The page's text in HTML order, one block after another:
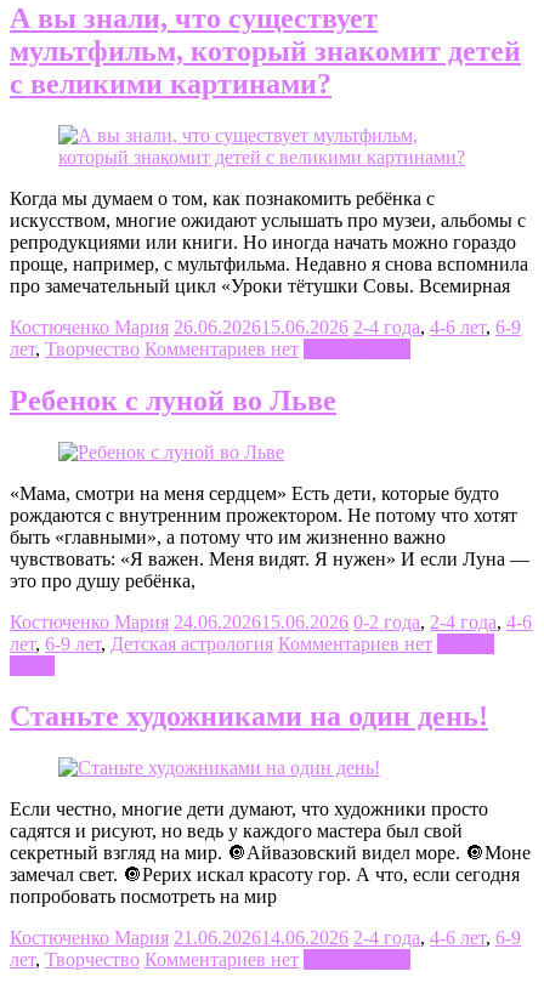
А вы знали, что существует
мультфильм, который знакомит детей
с великими картинами?
Когда мы думаем о том, как познакомить ребёнка с
искусством, многие ожидают услышать про музеи, альбомы с
репродукциями или книги. Но иногда начать можно гораздо
проще, например, с мультфильма. Недавно я снова вспомнила
про замечательный цикл «Уроки тётушки Совы. Всемирная
Костюченко Мария 26.06.202615.06.2026 2-4 года, 4-6 лет, 6-9
лет, Творчество Комментариев нет
Ребенок с луной во Льве
«Мама, смотри на меня сердцем» Есть дети, которые будто
рождаются с внутренним прожектором. Не потому что хотят
быть «главными», а потому что им жизненно важно
чувствовать: «Я важен. Меня видят. Я нужен» И если Луна —
это про душу ребёнка,
Костюченко Мария 24.06.202615.06.2026 0-2 года, 2-4 года, 4-6
лет, 6-9 лет, Детская астрология Комментариев нет
Станьте художниками на один день!
Если честно, многие дети думают, что художники просто
садятся и рисуют, но ведь у каждого мастера был свой
секретный взгляд на мир. 🔘Айвазовский видел море. 🔘Моне
замечал свет. 🔘Рерих искал красоту гор. А что, если сегодня
попробовать посмотреть на мир
Костюченко Мария 21.06.202614.06.2026 2-4 года, 4-6 лет, 6-9
лет, Творчество Комментариев нет